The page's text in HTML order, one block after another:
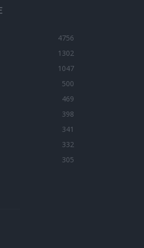
4756
1302
1047
500
469
398
341
332
305